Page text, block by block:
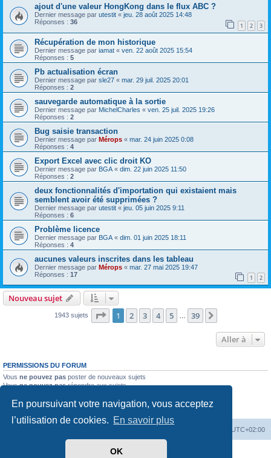
En poursuivant votre navigation, vous acceptez
l’utilisation de cookies. En savoir plus
OK
ajout d'une valeur HongKong dans le flux ABC ?
Dernier message par utestit « jeu. 28 août 2025 14:48
Réponses : 36 1 2 3
Récupération de mon historique
Dernier message par iamat « ven. 22 août 2025 15:54
Réponses : 5
Pb actualisation écran
Dernier message par sle27 « mar. 29 juil. 2025 20:01
Réponses : 2
sauvegarde automatique à la sortie
Dernier message par MichelCharles « ven. 25 juil. 2025 19:26
Réponses : 2
Bug saisie transaction
Dernier message par Mérops « mar. 24 juin 2025 0:08
Réponses : 4
Export Excel avec clic droit KO
Dernier message par BGA « dim. 22 juin 2025 11:50
Réponses : 2
deux fonctionnalités d'importation qui existaient mais
semblent avoir été supprimées ?
Dernier message par utestit « jeu. 05 juin 2025 9:11
Réponses : 6
Problème licence
Dernier message par BGA « dim. 01 juin 2025 18:11
Réponses : 4
aucunes valeurs inscrites dans les tableau
Dernier message par Mérops « mar. 27 mai 2025 19:47
Réponses : 17 1 2
Nouveau sujet
1943 sujets Page 1sur39
1 2 3 4 5 39
Aller à
PERMISSIONS DU FORUM
Vous ne pouvez pas poster de nouveaux sujets
Vousne pouvez pasrépondre aux sujets
Vousne pouvez passupprimer vos messages
ne pouvez pas joindre des fichiers
UTC+02:00
phpBB ® Forum Software © phpBB Limited